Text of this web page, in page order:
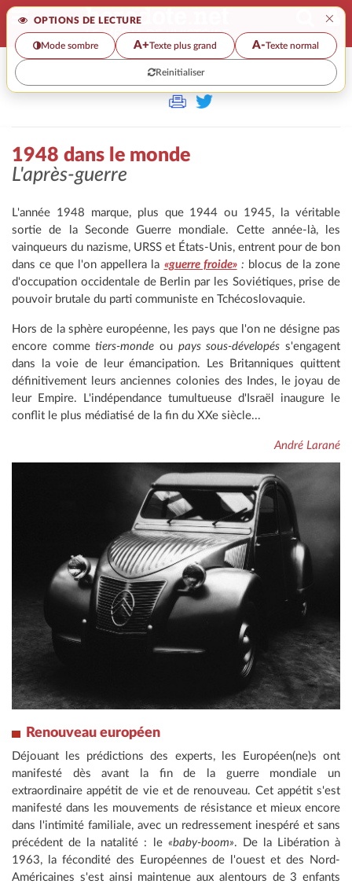
OPTIONS DE LECTURE ×
Mode sombre A+Texte plus grand A-Texte normal
Reinitialiser
>
1948 dans le monde
L'après-guerre
L'année 1948 marque, plus que 1944 ou 1945, la véritable
sortie de la Seconde Guerre mondiale. Cette année-là, les
vainqueurs du nazisme, URSS et États-Unis, entrent pour de bon
dans ce que l'on appellera la «guerre froide»: blocus de la zone
d'occupation occidentale de Berlin par les Soviétiques, prise de
pouvoir brutale du parti communiste en Tchécoslovaquie.
Hors de la sphère européenne, les pays que l'on ne désigne pas
encore commetiers-monde ou pays sous-dévelopés s'engagent
dans la voie de leur émancipation. Les Britanniques quittent
définitivement leurs anciennes colonies des Indes, le joyau de
leur Empire. L'indépendance tumultueuse d'Israël inaugure le
conflit le plus médiatisé de la fin du XXe siècle...
André Larané
Renouveau européen
Déjouant les prédictions des experts, les Européen(ne)s ont
manifesté dès avant la fin de la guerre mondiale un
extraordinaire appétit de vie et de renouveau. Cet appétit s'est
manifesté dans les mouvements de résistance et mieux encore
dans l'intimité familiale, avec un redressement inespéré et sans
précédent de la natalité : le «baby-boom». De la Libération à
1963, la fécondité des Européennes de l'ouest et des Nord-
Américaines s'est ainsi maintenue aux alentours de 3 enfants